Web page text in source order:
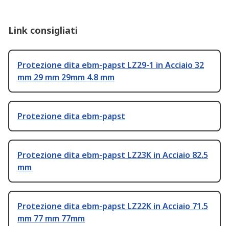
Link consigliati
Protezione dita ebm-papst LZ29-1 in Acciaio 32
mm 29 mm 29mm 4.8 mm
Protezione dita ebm-papst
Protezione dita ebm-papst LZ23K in Acciaio 82.5
mm
Protezione dita ebm-papst LZ22K in Acciaio 71.5
mm 77 mm 77mm